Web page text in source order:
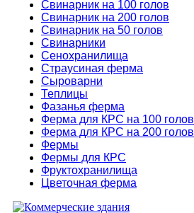
Свинарник на 100 голов
Свинарник на 200 голов
Свинарник на 50 голов
Свинарники
Сенохранилища
Страусиная ферма
Сыроварни
Теплицы
Фазанья ферма
Ферма для КРС на 100 голов
Ферма для КРС на 200 голов
Фермы
Фермы для КРС
Фруктохранилища
Цветочная ферма